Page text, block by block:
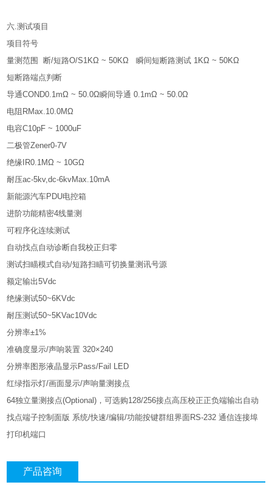
六.测试项目
项目符号
量测范围 断/短路O/S1KΩ ~ 50KΩ 瞬间短断路测试 1KΩ ~ 50KΩ
短断路端点判断
导通COND0.1mΩ ~ 50.0Ω瞬间导通 0.1mΩ ~ 50.0Ω
电阻RMax.10.0MΩ
电容C10pF ~ 1000uF
二极管Zener0-7V
绝缘IR0.1MΩ ~ 10GΩ
耐压ac-5kv,dc-6kvMax.10mA
新能源汽车PDU电控箱
进阶功能精密4线量测
可程序化连续测试
自动找点自动诊断自我校正归零
测试扫瞄模式自动/短路扫瞄可切换量测讯号源
额定输出5Vdc
绝缘测试50~6KVdc
耐压测试50~5KVac10Vdc
分辨率±1%
准确度显示/声响装置 320×240
分辨率图形液晶显示Pass/Fail LED
红绿指示灯/画面显示/声响量测接点
64独立量测接点(Optional)，可选购128/256接点高压校正正负端输出自动
找点端子控制面版 系统/快速/编辑/功能按键群组界面RS-232 通信连接埠
打印机端口
产品咨询